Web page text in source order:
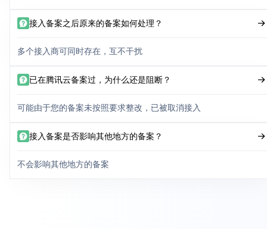
接入备案之后原来的备案如何处理？
多个接入商可同时存在，互不干扰
已在腾讯云备案过，为什么还是阻断？
可能由于您的备案未按照要求整改，已被取消接入
接入备案是否影响其他地方的备案？
不会影响其他地方的备案